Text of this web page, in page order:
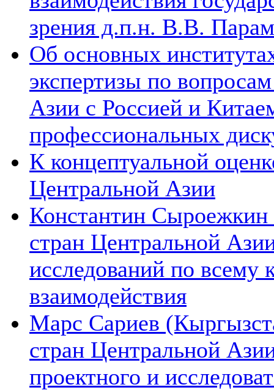
зрения д.п.н. В.В.
Об основных
экспертизы по
Азии с Россией и
профессиональных
К концептуальной
Центральной Азии
Константин Сыроежкин
стран Центральной
исследований по всему
взаимодействия
Марс Сариев
стран Центральной
проектного и